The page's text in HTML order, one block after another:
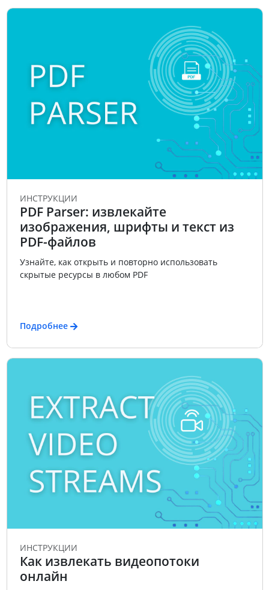
ИНСТРУКЦИИ
PDF Parser: извлекайте
изображения, шрифты и текст из
PDF-файлов
Узнайте, как открыть и повторно использовать
скрытые ресурсы в любом PDF
Подробнее
ИНСТРУКЦИИ
Как извлекать видеопотоки
онлайн